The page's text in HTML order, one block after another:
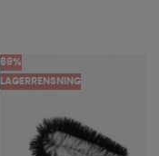
69%
LAGERRENSNING